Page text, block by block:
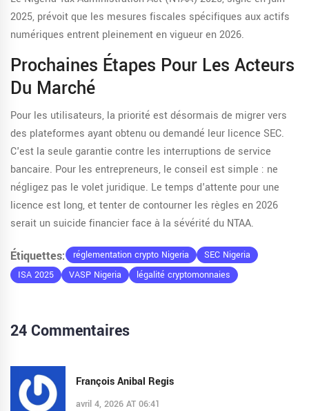
2025, prévoit que les mesures fiscales spécifiques aux actifs
numériques entrent pleinement en vigueur en 2026.
Prochaines Étapes Pour Les Acteurs
Du Marché
Pour les utilisateurs, la priorité est désormais de migrer vers
des plateformes ayant obtenu ou demandé leur licence SEC.
C'est la seule garantie contre les interruptions de service
bancaire. Pour les entrepreneurs, le conseil est simple : ne
négligez pas le volet juridique. Le temps d'attente pour une
licence est long, et tenter de contourner les règles en 2026
serait un suicide financier face à la sévérité du NTAA.
Étiquettes: réglementation crypto Nigeria
SEC Nigeria
ISA 2025
VASP Nigeria légalité cryptomonnaies
24 Commentaires
François Anibal Regis
avril 4, 2026 AT 06:41